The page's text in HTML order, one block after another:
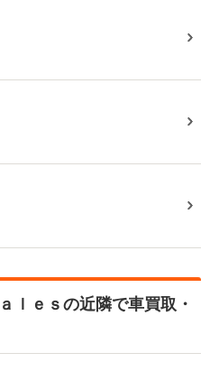
ｅｓの近隣で車買取・